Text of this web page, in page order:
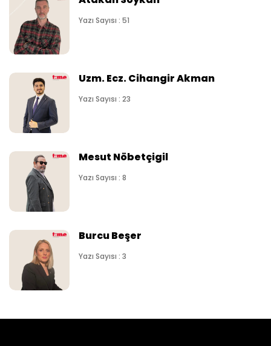
Yazı Sayısı : 51
Uzm. Ecz. Cihangir Akman
Yazı Sayısı : 23
Mesut Nöbetçigil
Yazı Sayısı : 8
Burcu Beşer
Yazı Sayısı : 3